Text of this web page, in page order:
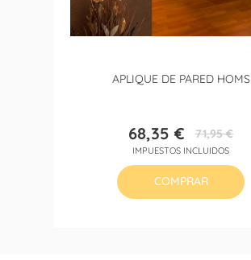
APLIQUE DE PARED HOMS
Precio
68,35 €Precio
base
71,95 €
IMPUESTOS INCLUIDOS
COMPRAR